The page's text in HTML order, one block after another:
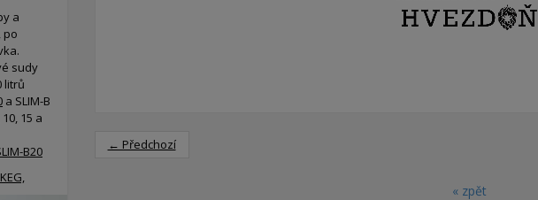
← Předchozí
« zpět
a
po
sudy
litrů
a SLIM-B
15 a
B20